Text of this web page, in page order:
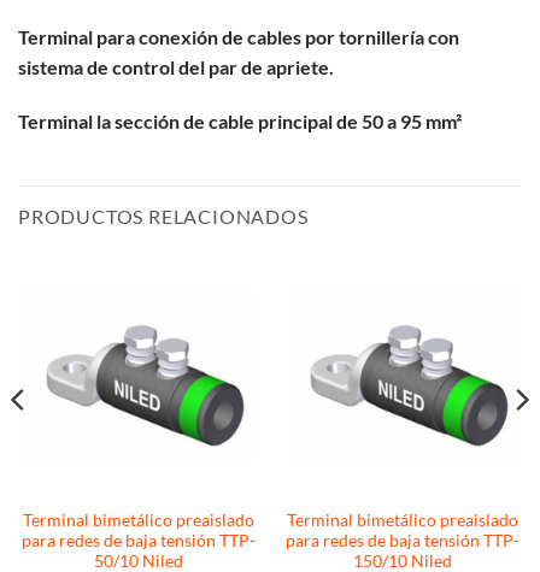
Terminal paraconexiónde cables portornilleríacon
sistema de control del par de apriete.
Terminal la sección de cable principal de 50 a 95 mm²
PRODUCTOS RELACIONADOS
Terminal bimetálico preaislado
para redes de baja tensión TTP-
50/10 Niled
Terminal bimetálico preaislado
para redes de baja tensión TTP-
150/10 Niled